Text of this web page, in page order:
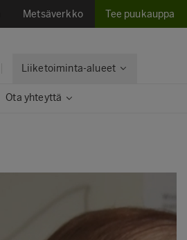
Metsäverkko Tee puukauppa
Liiketoiminta-alueet
Ota yhteyttä